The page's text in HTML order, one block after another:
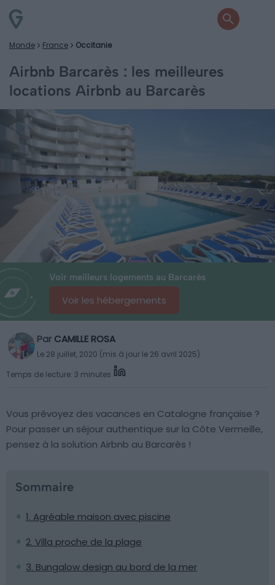
Monde France Occitanie
Airbnb Barcarès : les meilleures
locations Airbnb au Barcarès
Voir meilleurs logements au Barcarès
Voir les hébergements
Par CAMILLE ROSA
Le 28 juillet, 2020 (mis à jour le 26 avril 2025)
Temps de lecture: 3 minutes
Vous prévoyez des vacances en Catalogne française ?
Pour passer un séjour authentique sur la Côte Vermeille,
pensez à la solution Airbnb au Barcarès !
Sommaire
1. Agréable maison avec piscine
2. Villa proche de la plage
3. Bungalow design au bord de la mer